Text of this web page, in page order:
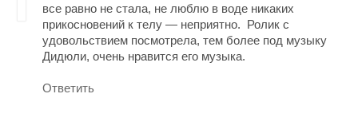
все равно не стала, не люблю в воде никаких
прикосновений к телу — неприятно. Ролик с
удовольствием посмотрела, тем более под музыку
Дидюли, очень нравится его музыка.
Ответить